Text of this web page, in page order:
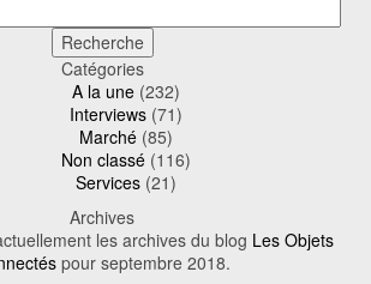
Catégories
A la une (232)
Interviews (71)
Marché (85)
Non classé (116)
Services (21)
Archives
les archives du blog Les Objets
pour septembre 2018.